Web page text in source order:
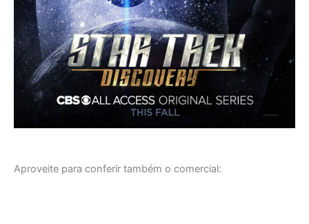
Aproveite para conferir também o comercial: